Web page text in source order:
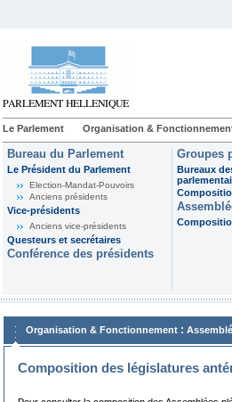
Le Parlement Organisation &
Bureau du Parlement
Le Président du Parlement
Election-Mandat-Pouvoirs
Anciens présidents
Vice-présidents
Anciens vice-présidents
Questeurs et secrétaires
Conférence des présidents
Groupes
Bureaux
Organisation & Fonctionnement :
Composition des législatures